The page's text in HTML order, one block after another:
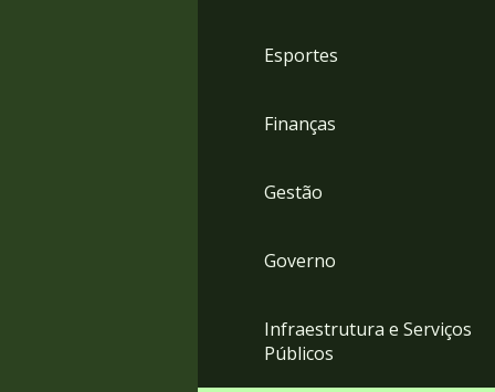
Esportes
Finanças
Gestão
Governo
Infraestrutura e Serviços
Públicos